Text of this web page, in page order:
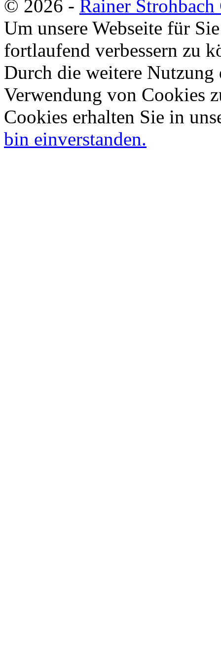
© 2026 - Rainer
Um unsere Webseite für
fortlaufend verbessern zu
Durch die weitere Nutzung
Verwendung von Cookies
Cookies erhalten Sie in
bin einverstanden.